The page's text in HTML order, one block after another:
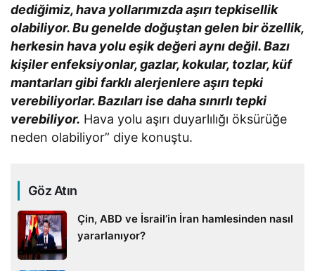
dediğimiz, hava yollarımızda aşırı tepkisellik
olabiliyor. Bu genelde doğuştan gelen bir özellik,
herkesin hava yolu eşik değeri aynı değil. Bazı
kişiler enfeksiyonlar, gazlar, kokular, tozlar, küf
mantarları gibi farklı alerjenlere aşırı tepki
verebiliyorlar. Bazıları ise daha sınırlı tepki
verebiliyor. Hava yolu aşırı duyarlılığı öksürüğe
neden olabiliyor” diye konuştu.
Göz Atın
Çin, ABD ve İsrail’in İran hamlesinden nasıl
yararlanıyor?